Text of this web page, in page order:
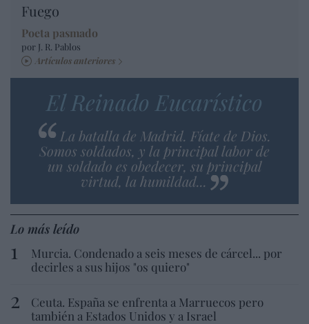
Fuego
Poeta pasmado
por J. R. Pablos
Artículos anteriores
El Reinado Eucarístico
La batalla de Madrid. Fíate de Dios.
Somos soldados, y la principal labor de
un soldado es obedecer, su principal
virtud, la humildad...
Lo más leído
Murcia. Condenado a seis meses de cárcel... por
decirles a sus hijos "os quiero"
Ceuta. España se enfrenta a Marruecos pero
también a Estados Unidos y a Israel